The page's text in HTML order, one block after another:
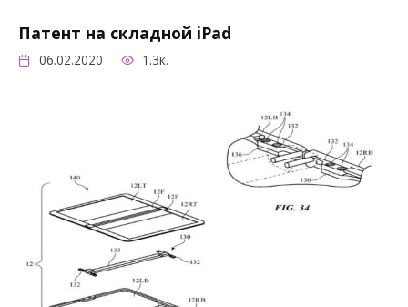
Патент на складной iPad
06.02.2020 1.3к.